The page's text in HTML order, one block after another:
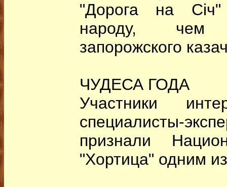
"Дорога на
народу, чем
запорожского
ЧУДЕСА ГОДА
Участники
специалисты-
признали
"Хортица" одним